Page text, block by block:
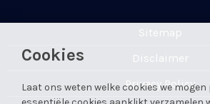
Cookies
Laat ons weten welke cookies we
Sitemap
Disclaimer
Privacy Policy